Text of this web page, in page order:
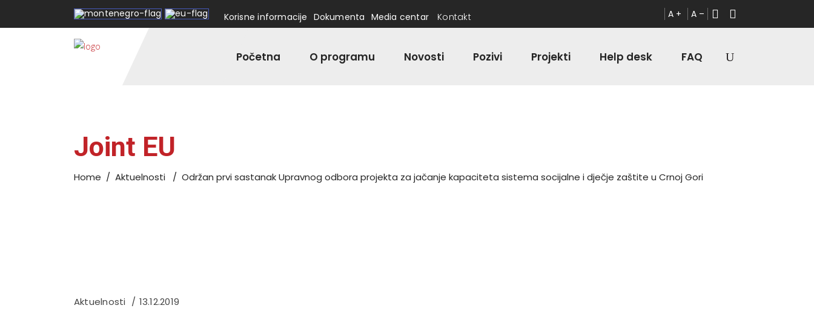
Korisne informacije Dokumenta Media centar Kontakt A + A –
Početna O programu Novosti Pozivi Projekti Help desk FAQ
Joint EU
Home / Aktuelnosti / Održan prvi sastanak Upravnog odbora projekta za jačanje kapaciteta sistema socijalne i dječje zaštite u Crnoj Gori
Aktuelnosti 13.12.2019